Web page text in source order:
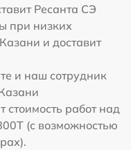
Ресанта СЭ
при низких
и доставит
и наш сотрудник
стоимость работ над
(с возможностью